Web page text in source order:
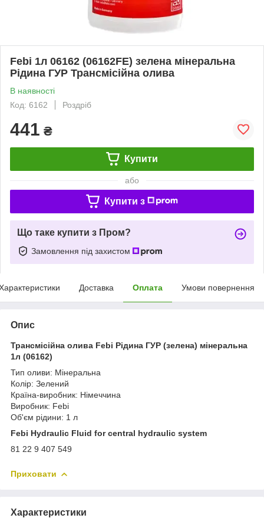
Febi 1л 06162 (06162FE) зелена мінеральна
Рідина ГУР Трансмісійна олива
В наявності
Код: 6162
Роздріб
441 ₴
Купити
або
Купити з
Що таке купити з Пром?
Замовлення під захистом
Доставка Оплата Умови повернення
Опис
Трансмісійна олива Febi Рідина ГУР (зелена) мінеральна
1л (06162)
Тип оливи: Мінеральна
Колір: Зелений
Країна-виробник: Німеччина
Виробник: Febi
Об'єм рідини: 1 л
Febi Hydraulic Fluid for central hydraulic system
81 22 9 407 549
Приховати
Характеристики